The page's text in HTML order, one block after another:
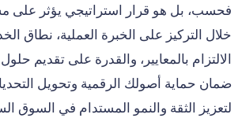
فحسب، بل هو قرار استراتيجي يؤثر على
خلال التركيز على الخبرة العملية، نطاق
الالتزام بالمعايير، والقدرة على تقديم
ضمان حماية أصولك الرقمية وتحويل
لتعزيز الثقة والنمو المستدام في السوق